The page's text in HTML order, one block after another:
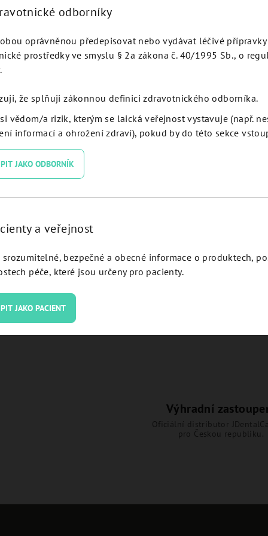
H 2.5 JDEvolution
Ø 6.0 engaging
plus - EVGPA60EC:
Detail
JDEvolution Plus -
Výhradní
Oficiální distributor
pro Českou republiku.
odborníky
oprávněnou předepisovat nebo vydávat léčivé přípravky
prostředky ve smyslu § 2a zákona č. 40/1995 Sb., o
že splňuji zákonnou definici zdravotnického odborníka.
vědom/a rizik, kterým se laická veřejnost vystavuje (např.
informací a ohrožení zdraví), pokud by do této sekce
JAKO ODBORNÍK
a veřejnost
bezpečné a obecné informace o produktech,
péče, které jsou určeny pro pacienty.
JAKO PACIENT